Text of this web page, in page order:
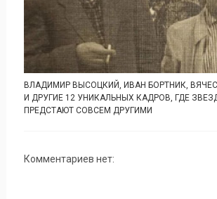
ВЛАДИМИР ВЫСОЦКИЙ, ИВАН БОРТНИК,
И ДРУГИЕ 12 УНИКАЛЬНЫХ КАДРОВ, ГДЕ
ПРЕДСТАЮТ СОВСЕМ ДРУГИМИ
Комментариев нет: